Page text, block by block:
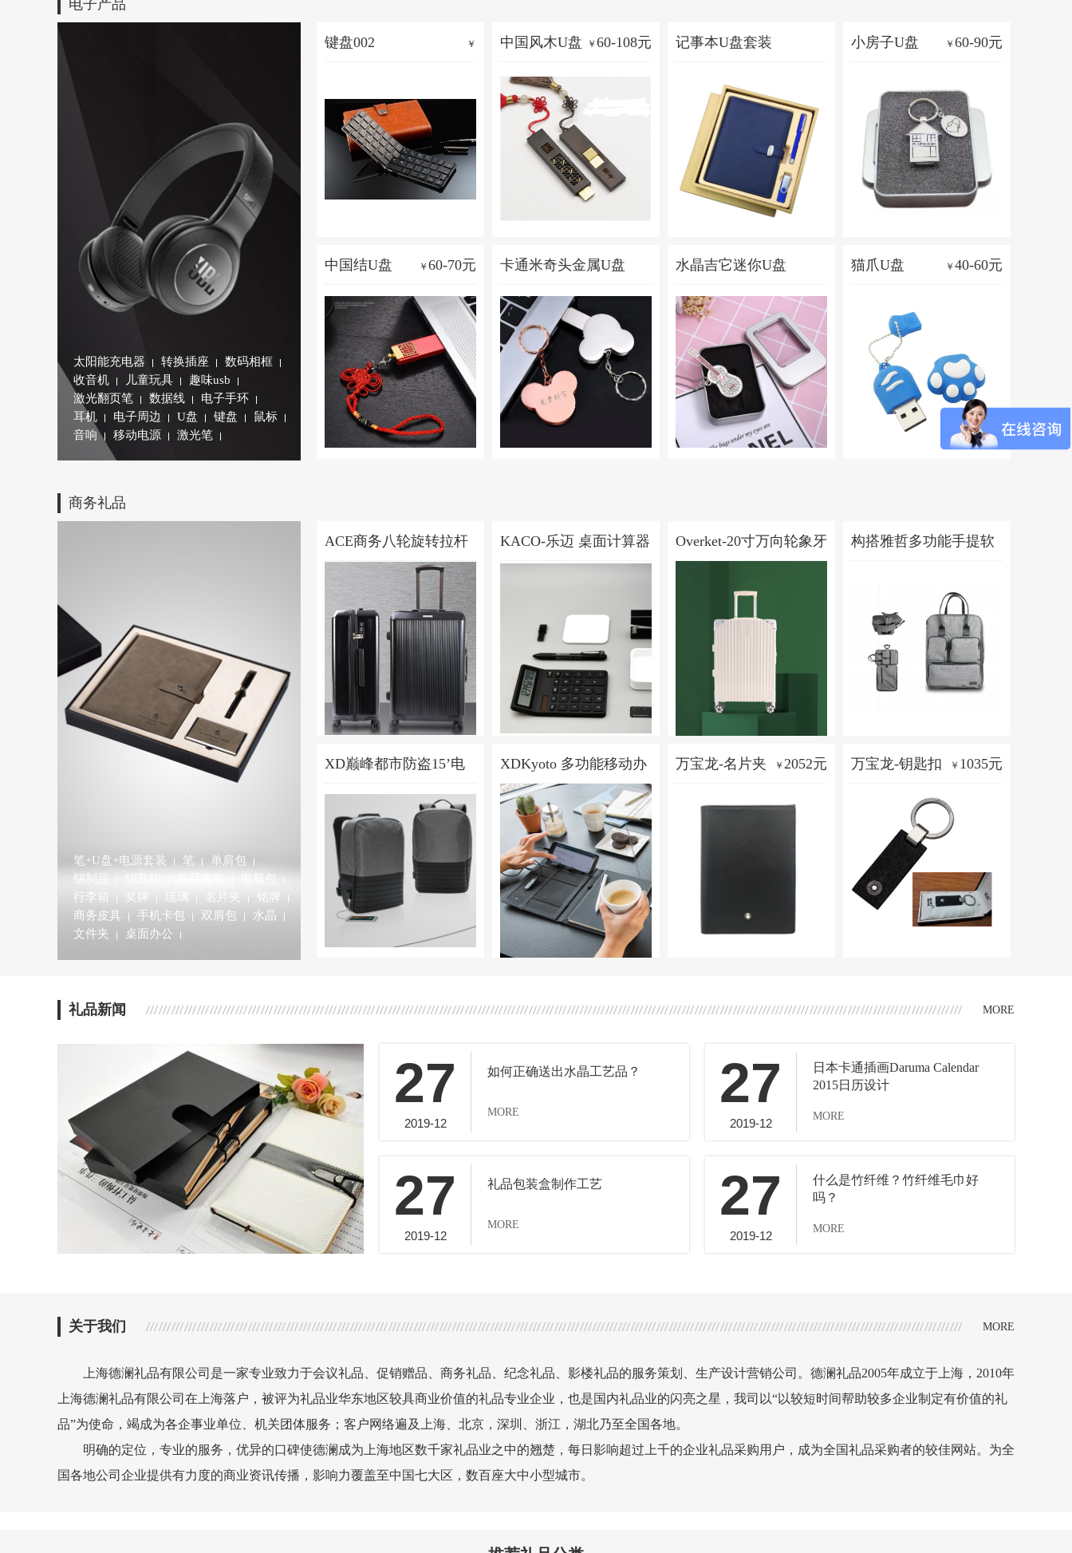
电子产品
太阳能充电器 转换插座
数码相框
收音机
儿童玩具
趣味usb
激光翻页笔
数据线
电子手环
耳机
电子周边 U盘 键盘
鼠标
音响
移动电源 激光笔
键盘002 ￥ 中国风木U盘 ￥ 60-108元 记事本U盘套装 小房子U盘 ￥ 60-90元
中国结U盘 ￥ 60-70元 卡通米奇头金属U盘 水晶吉它迷你U盘
￥ 60-70元
猫爪U盘 ￥ 40-60元
商务礼品
笔+U盘+电源套装 笔
单肩包
锡制品
电脑包
行李箱
奖牌 琉璃 名片夹
铭牌
商务皮具
手机卡包 双肩包
水晶
文件夹
桌面办公
ACE商务八轮旋转拉杆
箱24寸 2080元
KACO-乐迈 桌面计算器 Overket-20寸万向轮象牙 构搭雅哲多功能手提软
XD巅峰都市防盗15’电
￥1199元
XDKyoto 多功能移动办
公套装 ￥296元
万宝龙-名片夹 ￥ 2052元 万宝龙-钥匙扣 ￥ 1035元
礼品新闻 MORE
27
2019-12
如何正确送出水晶工艺品？
MORE 27
2019-12
日本卡通插画Daruma Calendar
2015日历设计
MORE
27
2019-12
礼品包装盒制作工艺
MORE 27
2019-12
什么是竹纤维？竹纤维毛巾好
吗？
MORE
关于我们 MORE
上海德澜礼品有限公司是一家专业致力于会议礼品、促销赠品、商务礼品、纪念礼品、影楼礼品的服务策划、生产设计营销公司。德澜礼品2005年成立于上海，2010年
上海德澜礼品有限公司在上海落户，被评为礼品业华东地区较具商业价值的礼品专业企业，也是国内礼品业的闪亮之星，我司以“以较短时间帮助较多企业制定有价值的礼
品”为使命，竭成为各企事业单位、机关团体服务；客户网络遍及上海、北京，深圳、浙江，湖北乃至全国各地。
明确的定位，专业的服务，优异的口碑使德澜成为上海地区数千家礼品业之中的翘楚，每日影响超过上千的企业礼品采购用户，成为全国礼品采购者的较佳网站。为全
国各地公司企业提供有力度的商业资讯传播，影响力覆盖至中国七大区，数百座大中小型城市。